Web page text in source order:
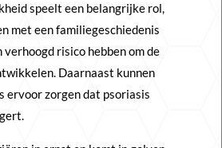
speelt een belangrijke rol,
met een familiegeschiedenis
verhoogd risico hebben om de
Daarnaast kunnen
ervoor zorgen dat psoriasis